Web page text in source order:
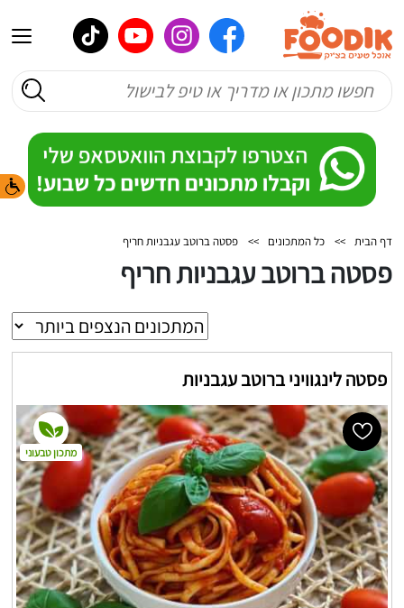
דף הבית >> כל המתכונים >> פסטה ברוטב עגבניות חריף
פסטה ברוטב עגבניות חריף
פסטה לינגוויני ברוטב עגבניות
מתכון טבעוני